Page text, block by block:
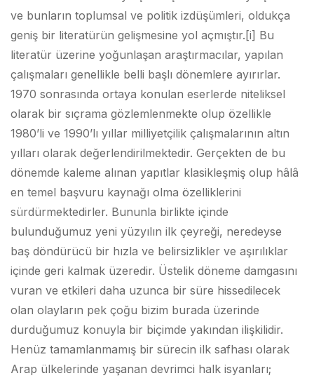
ve bunların toplumsal ve politik izdüşümleri, oldukça
geniş bir literatürün gelişmesine yol açmıştır. [i] Bu
literatür üzerine yoğunlaşan araştırmacılar, yapılan
çalışmaları genellikle belli başlı dönemlere ayırırlar.
1970 sonrasında ortaya konulan eserlerde niteliksel
olarak bir sıçrama gözlemlenmekte olup özellikle
1980’li ve 1990’lı yıllar milliyetçilik çalışmalarının altın
yılları olarak değerlendirilmektedir. Gerçekten de bu
dönemde kaleme alınan yapıtlar klasikleşmiş olup hâlâ
en temel başvuru kaynağı olma özelliklerini
sürdürmektedirler. Bununla birlikte içinde
bulunduğumuz yeni yüzyılın ilk çeyreği, neredeyse
baş döndürücü bir hızla ve belirsizlikler ve aşırılıklar
içinde geri kalmak üzeredir. Üstelik döneme damgasını
vuran ve etkileri daha uzunca bir süre hissedilecek
olan olayların pek çoğu bizim burada üzerinde
durduğumuz konuyla bir biçimde yakından ilişkilidir.
Henüz tamamlanmamış bir sürecin ilk safhası olarak
Arap ülkelerinde yaşanan devrimci halk isyanları;